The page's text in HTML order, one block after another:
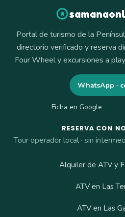
Portal de turismo de la
directorio verificado y reserva
Four Wheel y excursiones a
WhatsApp ·
Ficha en Google
RESERVA CON
Tour operador local · sin
Alquiler de ATV y
ATV en Las
ATV en Las